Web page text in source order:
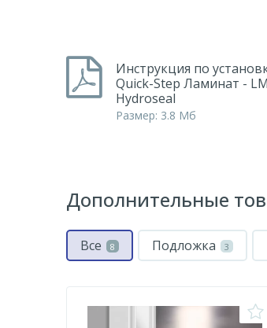
Инструкция по
Quick-Step Ламинат -
Hydroseal
Размер: 3.8 Мб
Дополнительные
Все 8 Подложка 3